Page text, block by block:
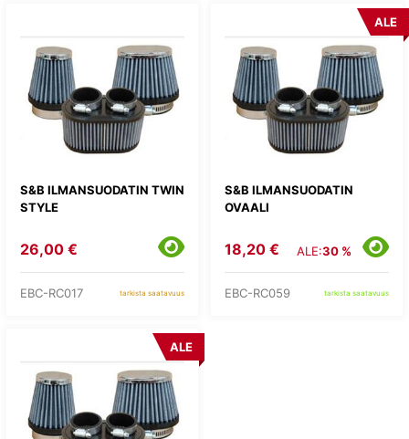
S&B ILMANSUODATIN TWIN
STYLE
26,00 €
EBC-RC017 tarkista saatavuus
S&B ILMANSUODATIN
OVAALI
ALE
18,20 € ALE:30 %
EBC-RC059 tarkista saatavuus
ALE